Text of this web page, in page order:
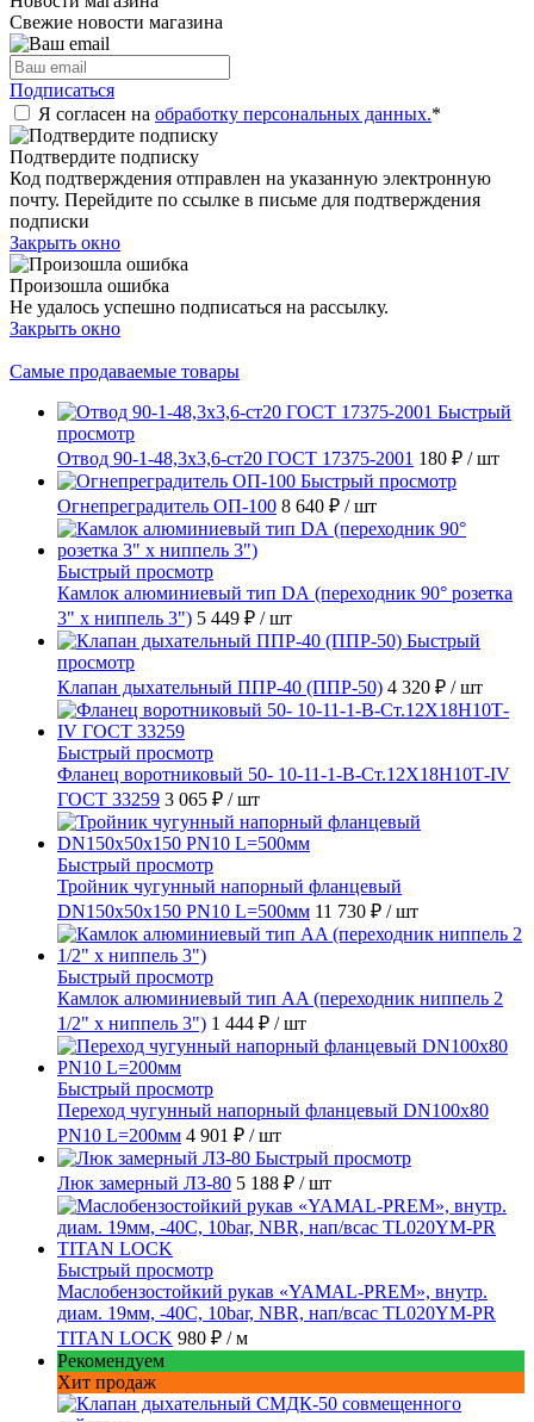
Свежие новости магазина
Подписаться
Я согласен на обработку персональных данных.*
Подтвердите подписку
Код подтверждения отправлен на указанную электронную
почту. Перейдите по ссылке в письме для подтверждения
подписки
Закрыть окно
Произошла ошибка
Не удалось успешно подписаться на рассылку.
Закрыть окно
Самые продаваемые товары
Быстрый
просмотр
Отвод 90-1-48,3х3,6-ст20 ГОСТ 17375-2001 180 ₽ / шт
Быстрый просмотр
Огнепреградитель ОП-100 8 640 ₽ / шт
Быстрый просмотр
Камлок алюминиевый тип DА (переходник 90° розетка
3" х ниппель 3") 5 449 ₽ / шт
Быстрый
просмотр
Клапан дыхательный ППР-40 (ППР-50) 4 320 ₽ / шт
Быстрый просмотр
Фланец воротниковый 50- 10-11-1-B-Ст.12Х18Н10Т-IV
ГОСТ 33259 3 065 ₽ / шт
Быстрый просмотр
Тройник чугунный напорный фланцевый
DN150х50х150 PN10 L=500мм 11 730 ₽ / шт
Быстрый просмотр
Камлок алюминиевый тип AA (переходник ниппель 2
1/2" х ниппель 3") 1 444 ₽ / шт
Быстрый просмотр
Переход чугунный напорный фланцевый DN100х80
PN10 L=200мм 4 901 ₽ / шт
Быстрый просмотр
Люк замерный ЛЗ-80 5 188 ₽ / шт
Быстрый просмотр
Маслобензостойкий рукав «YAMAL-PREM», внутр.
диам. 19мм, -40C, 10bar, NBR, нап/всас TL020YM-PR
TITAN LOCK 980 ₽ / м
Рекомендуем
Хит продаж